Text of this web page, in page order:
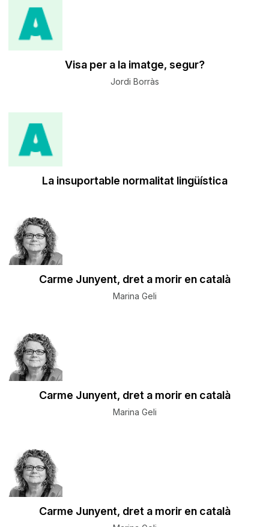
Visa per a la imatge, segur?
Jordi Borràs
La insuportable normalitat lingüística
Carme Junyent, dret a morir en català
Marina Geli
Carme Junyent, dret a morir en català
Marina Geli
Carme Junyent, dret a morir en català